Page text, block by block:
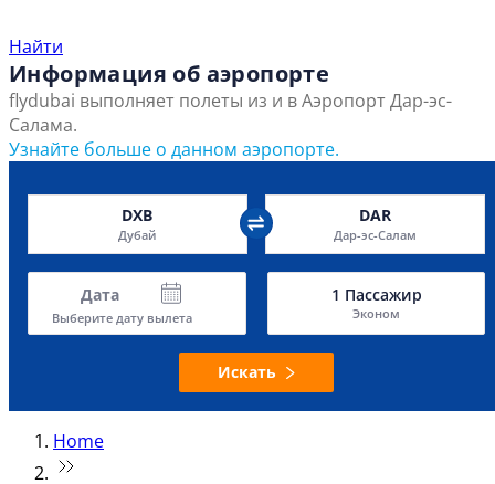
Найти
Информация об аэропорте
flydubai выполняет полеты из и в Аэропорт Дар-эс-
Салама.
Узнайте больше о данном аэропорте.
DXB
Дубай
DAR
Дар-эс-Салам
Дата
Выберите дату вылета
1 Пассажир
Эконом
Искать
Home